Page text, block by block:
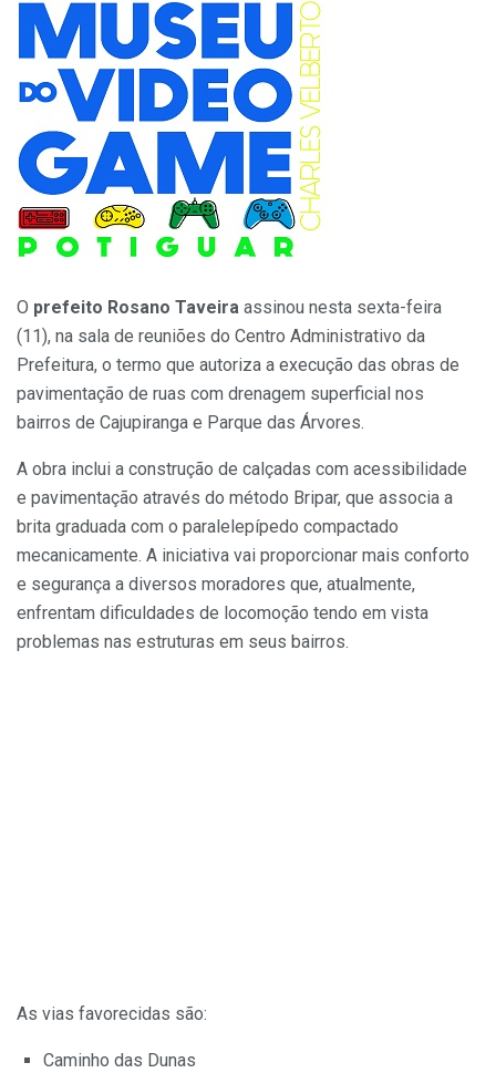
O prefeito Rosano Taveira assinou nesta sexta-feira
(11), na sala de reuniões do Centro Administrativo da
Prefeitura, o termo que autoriza a execução das obras de
pavimentação de ruas com drenagem superficial nos
bairros de Cajupiranga e Parque das Árvores.
A obra inclui a construção de calçadas com acessibilidade
e pavimentação através do método Bripar, que associa a
brita graduada com o paralelepípedo compactado
mecanicamente. A iniciativa vai proporcionar mais conforto
e segurança a diversos moradores que, atualmente,
enfrentam dificuldades de locomoção tendo em vista
problemas nas estruturas em seus bairros.
As vias favorecidas são:
Caminho das Dunas